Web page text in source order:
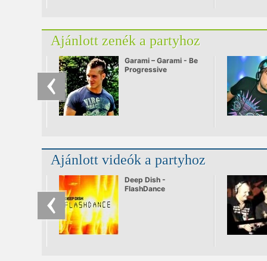
Ajánlott zenék a partyhoz
Garami – Garami - Be
Progressive
Ajánlott videók a partyhoz
Deep Dish -
FlashDance